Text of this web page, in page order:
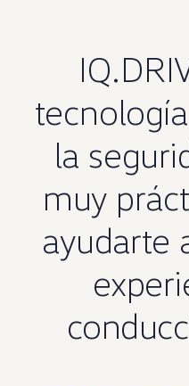
tecnología
la
muy
ayudarte